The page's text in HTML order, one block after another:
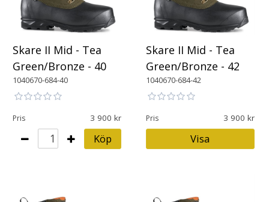
Skare II Mid - Tea
Green/Bronze - 40
1040670-684-40
Pris 3 900
Köp
Skare II Mid - Tea
Green/Bronze - 42
1040670-684-42
Pris 3 900
Visa